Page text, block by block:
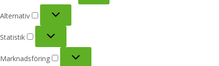
Alternativ
Statistik
Marknadsföring